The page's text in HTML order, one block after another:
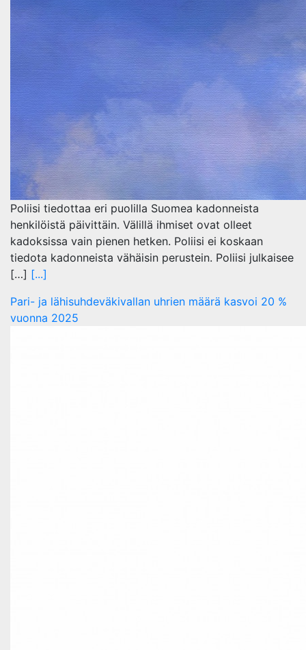
Poliisi tiedottaa eri puolilla Suomea kadonneista
henkilöistä päivittäin. Välillä ihmiset ovat olleet
kadoksissa vain pienen hetken. Poliisi ei koskaan
tiedota kadonneista vähäisin perustein. Poliisi julkaisee
[…] [...]
Pari- ja lähisuhdeväkivallan uhrien määrä kasvoi 20 %
vuonna 2025